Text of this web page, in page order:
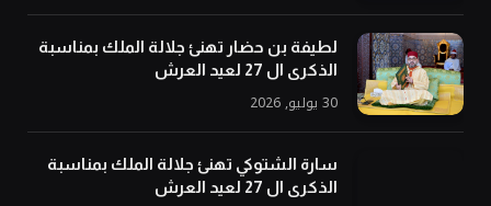
لطيفة بن حضار تهنئ جلالة الملك بمناسبة
الذكرى ال 27 لعيد العرش
30 يوليو, 2026
سارة الشتوكي تهنئ جلالة الملك بمناسبة
الذكرى ال 27 لعيد العرش